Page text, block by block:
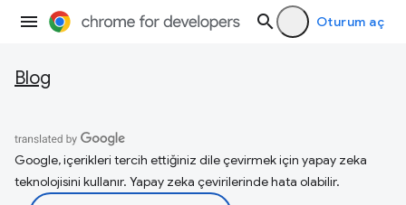
Oturum aç
Blog
Google, içerikleri tercih ettiğiniz dile çevirmek için yapay zeka
teknolojisini kullanır. Yapay zeka çevirilerinde hata olabilir.